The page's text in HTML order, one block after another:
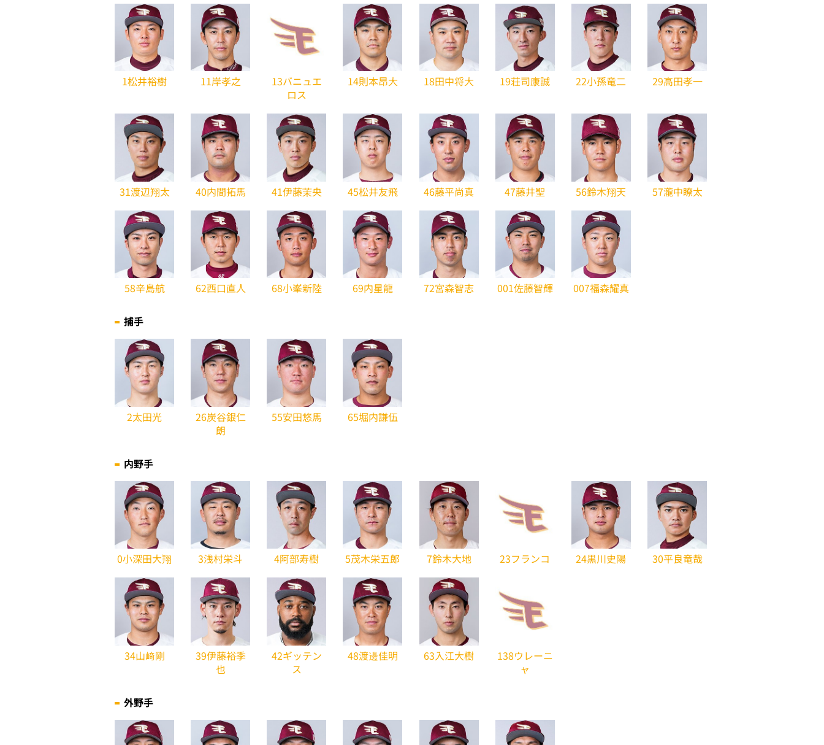
1松井裕樹 11岸孝之
13バニュエ
ロス
14則本昂大 18田中将大 19荘司康誠 22小孫竜二 29高田孝一
31渡辺翔太 40内間拓馬 41伊藤茉央 45松井友飛 46藤平尚真 47藤井聖 56鈴木翔天 57瀧中瞭太
58辛島航 62西口直人 68小峯新陸 69内星龍 72宮森智志 001佐藤智輝 007福森耀真
捕手
2太田光
26炭谷銀仁
朗
55安田悠馬 65堀内謙伍
内野手
0小深田大翔 3浅村栄斗 4阿部寿樹 5茂木栄五郎 7鈴木大地 23フランコ 24黒川史陽 30平良竜哉
34山﨑剛
39伊藤裕季
也
42ギッテン
ス
48渡邊佳明 63入江大樹
138ウレーニ
ャ
外野手